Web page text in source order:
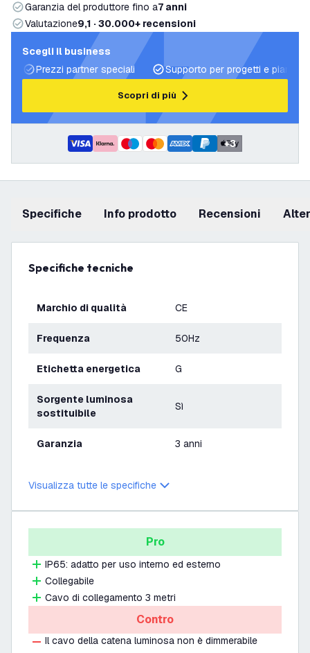
Garanzia del produttore fino a7 anni
Valutazione9,1 · 30.000+ recensioni
Scegli il business
Prezzi partner speciali
Supporto per progetti e piani di
Scopri di più
+3
Specifiche info prodotto recensioni
Specifiche tecniche
Marchio di qualità CE
Frequenza 50Hz
Etichetta energetica G
Sorgente luminosa
sostituibile
Sì
Garanzia 3 anni
Visualizza tutte le specifiche
Pro
IP65: adatto per uso interno ed esterno
Collegabile
Cavo di collegamento 3 metri
Contro
Il cavo della catena luminosa non è dimmerabile